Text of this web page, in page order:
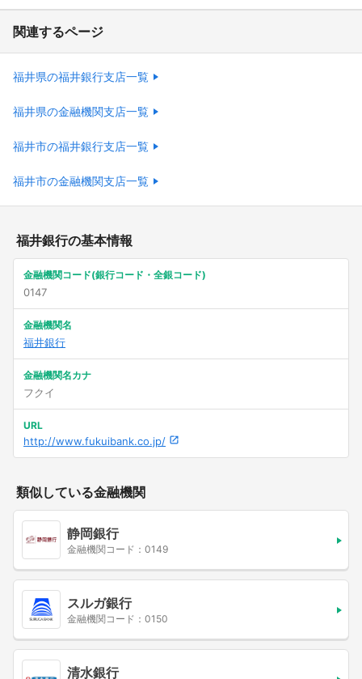
関連するページ
福井県の福井銀行支店一覧
福井県の金融機関支店一覧
福井市の福井銀行支店一覧
福井市の金融機関支店一覧
福井銀行の基本情報
金融機関コード(銀行コード・全銀コード)
0147
金融機関名
福井銀行
金融機関名カナ
フクイ
URL
http://www.fukuibank.co.jp/
類似している金融機関
静岡銀行
金融機関コード：0149
スルガ銀行
金融機関コード：0150
清水銀行